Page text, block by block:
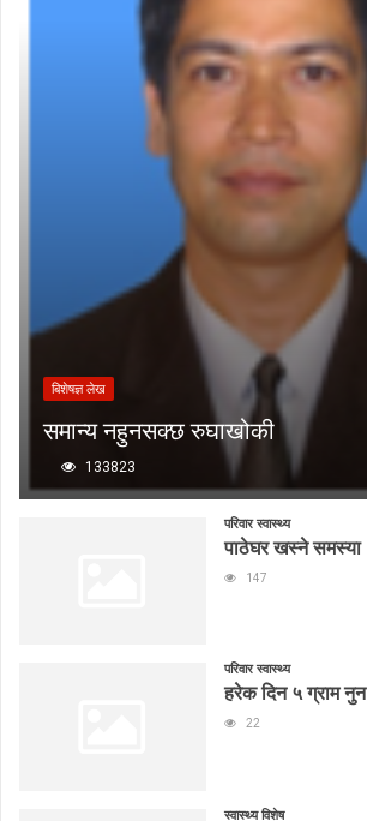
बिशेषज्ञ लेख
समान्य नहुनसक्छ रुघाखोकी
133823
परिवार स्वास्थ्य
पाठेघर खस्ने समस्या
147
परिवार स्वास्थ्य
हरेक दिन ५ ग्राम नुन
22
स्वास्थ्य विशेष